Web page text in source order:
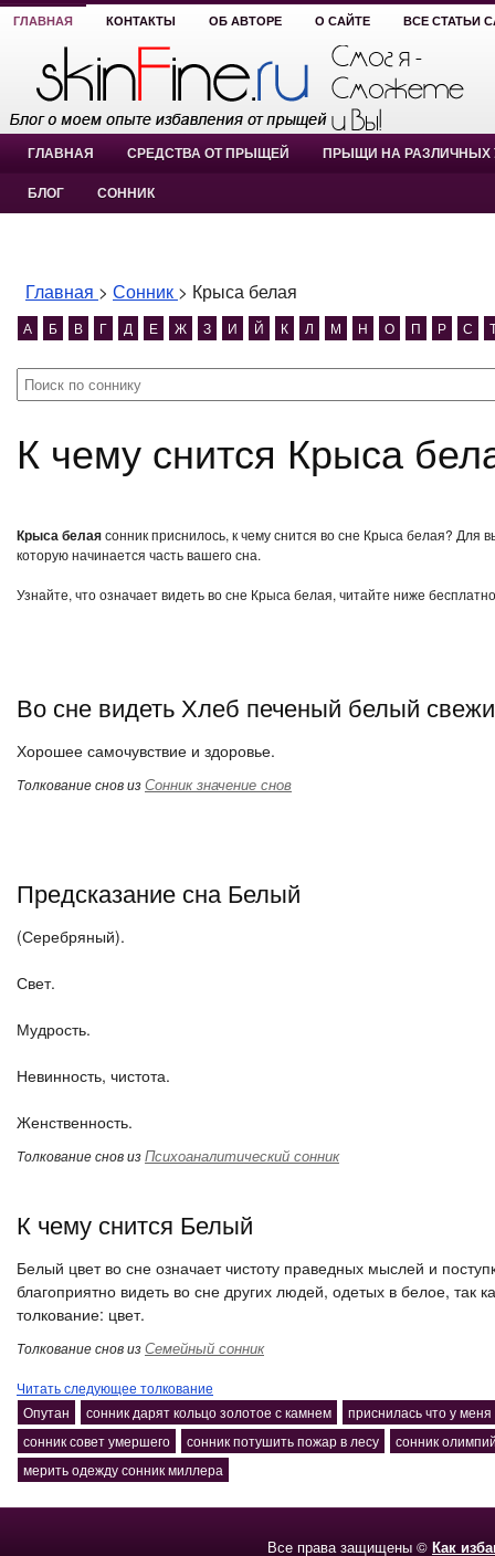
ГЛАВНАЯ КОНТАКТЫ ОБ АВТОРЕ О САЙТЕ ВСЕ СТАТЬИ
ГЛАВНАЯ СРЕДСТВА ОТ ПРЫЩЕЙ ПРЫЩИ НА РАЗЛИЧНЫХ
БЛОГ СОННИК
Главная > Сонник > Крыса белая
А Б В Г Д Е Ж З И Й К Л М Н О П Р С
К чему снится Крыса
Крыса белаясонник приснилось, к чему снится во сне Крыса белая? Для
которую начинается часть вашего сна.
Узнайте, что означает видеть во сне Крыса белая, читайте ниже
Во сне видеть Хлеб печеный белый
Хорошее самочувствие и здоровье.
Толкование снов изСонник значение снов
Предсказание сна Белый
(Серебряный).
Свет.
Мудрость.
Невинность, чистота.
Женственность.
Толкование снов изПсихоаналитический сонник
К чему снится Белый
Белый цвет во сне означает чистоту праведных мыслей и
благоприятно видеть во сне других людей, одетых в белое, так
толкование: цвет.
Толкование снов изСемейный сонник
Читать следующее толкование
Опутан
сонник дарят кольцо золотое с камнем
приснилась что у меня
сонник совет умершего
сонник потушить пожар в лесу
сонник
мерить одежду сонник миллера
Все права защищены © Как